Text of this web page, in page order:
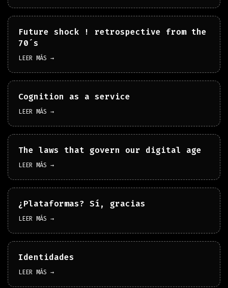
Future shock ! retrospective from the
70´s
LEER MÁS →
Cognition as a service
LEER MÁS →
The laws that govern our digital age
LEER MÁS →
¿Plataformas? Sí, gracias
LEER MÁS →
Identidades
LEER MÁS →